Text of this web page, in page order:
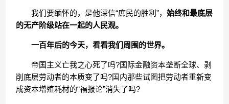
我们要缅怀的，是他深信“庶民的胜利”，始终和最底层
的无产阶级站在一起的人民观。
一百年后的今天，看看我们周围的世界。
帝国主义亡我之心死了吗?国际金融资本垄断全球、剥
削底层劳动者的本质变了吗?国内那些试图把劳动者重新变
成资本增殖耗材的“福报论”消失了吗?